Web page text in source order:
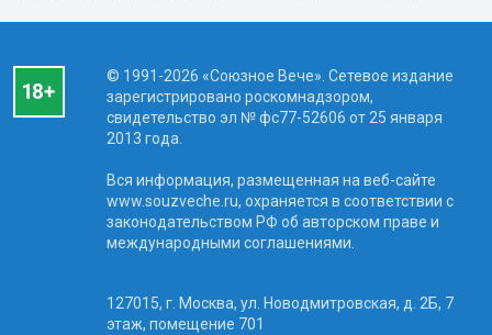
© 1991-2026 «Союзное Вече». Сетевое издание
зарегистрировано роскомнадзором,
свидетельство эл № фc77-52606 от 25 января
2013 года.
Вся информация, размещенная на веб-сайте
www.souzveche.ru, охраняется в соответствии с
законодательством РФ об авторском праве и
международными соглашениями.
127015, г. Москва, ул. Новодмитровская, д. 2Б, 7
этаж, помещение 701